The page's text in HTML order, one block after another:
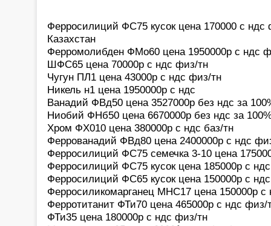
Ферросилиций ФС75 кусок цена 170000 с ндс
Казахстан
Ферромолибден ФМо60 цена 1950000р с ндс
ШФС65 цена 70000р с ндс физ/тн
Чугун ПЛ1 цена 43000р с ндс физ/тн
Никель н1 цена 1950000р с ндс
Ванадий ФВд50 цена 3527000р без ндс за
Ниобий ФНб50 цена 6670000р без ндс за
Хром ФХ010 цена 380000р с ндс баз/тн
Феррованадий ФВд80 цена 2400000р с ндс
Ферросилиций ФС75 семечка 3-10 цена
Ферросилиций ФС75 кусок цена 185000р с
Ферросилиций ФС65 кусок цена 150000р с
Ферросиликомарганец МНС17 цена 150000р с
Ферротитанит ФТи70 цена 465000р с ндс физ/
ФТи35 цена 180000р с ндс физ/тн